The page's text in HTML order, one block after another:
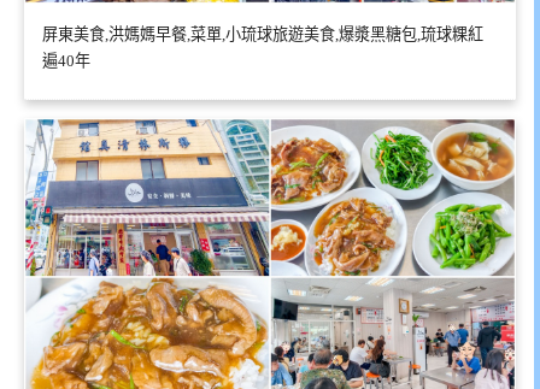
屏東美食,洪媽媽早餐,菜單,小琉球旅遊美食,爆漿黑糖包,琉球粿紅
遍40年